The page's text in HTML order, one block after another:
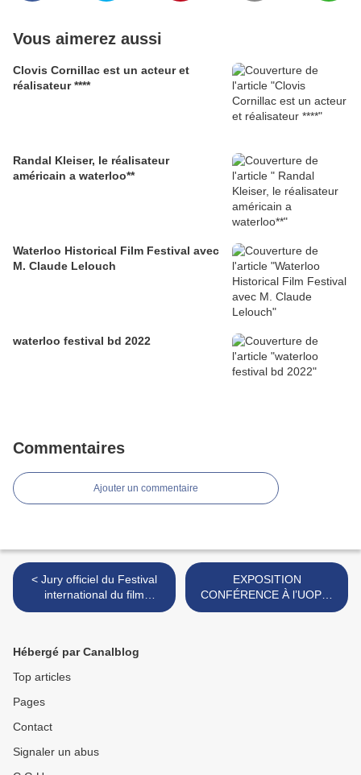
Vous aimerez aussi
Clovis Cornillac est un acteur et
réalisateur ****
Randal Kleiser, le réalisateur
américain a waterloo**
Waterloo Historical Film Festival avec
M. Claude Lelouch
waterloo festival bd 2022
Commentaires
Ajouter un commentaire
< Jury officiel du Festival
international du film
historique de Waterloo
EXPOSITION
CONFÉRENCE À l’UOPC,
Bruxelles >
Hébergé par Canalblog
Top articles
Pages
Contact
Signaler un abus